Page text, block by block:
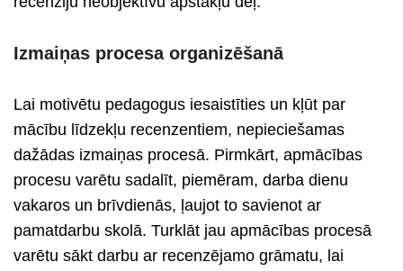
Izmaiņas procesa organizēšanā
Lai motivētu pedagogus iesaistīties un kļūt par
mācību līdzekļu recenzentiem, nepieciešamas
dažādas izmaiņas procesā. Pirmkārt, apmācības
procesu varētu sadalīt, piemēram, darba dienu
vakaros un brīvdienās, ļaujot to savienot ar
pamatdarbu skolā. Turklāt jau apmācības procesā
varētu sākt darbu ar recenzējamo grāmatu, lai